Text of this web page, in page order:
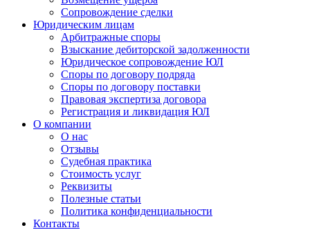
Сопровождение сделки
Юридическим лицам
Арбитражные споры
Взыскание дебиторской задолженности
Юридическое сопровождение ЮЛ
Споры по договору подряда
Споры по договору поставки
Правовая экспертиза договора
Регистрация и ликвидация ЮЛ
О компании
О нас
Отзывы
Судебная практика
Стоимость услуг
Реквизиты
Полезные статьи
Политика конфиденциальности
Контакты